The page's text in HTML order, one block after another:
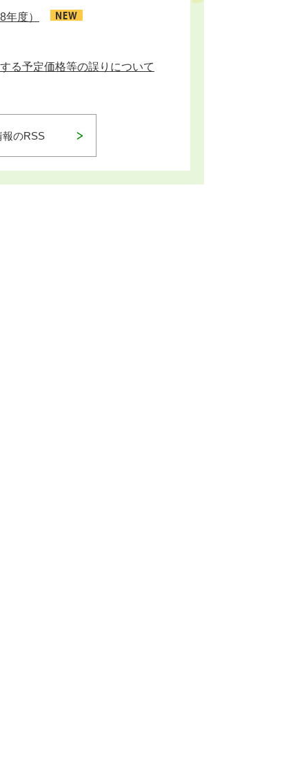
度）
る予定価格等の誤りについて
報のRSS